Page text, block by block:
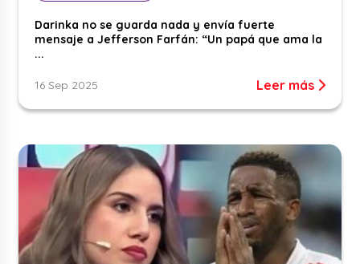
Darinka no se guarda nada y envía fuerte
mensaje a Jefferson Farfán: “Un papá que ama la
...
16 Sep 2025 Leer más